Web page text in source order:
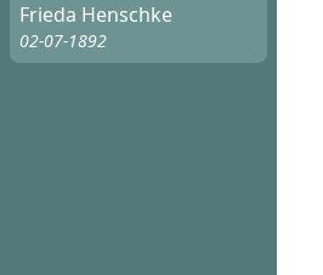
Frieda Henschke
02-07-1892